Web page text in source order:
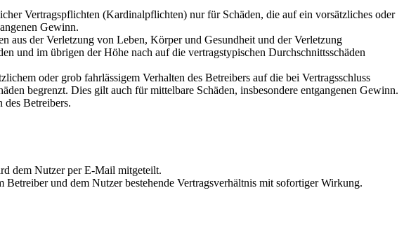
Vertragspflichten (Kardinalpflichten) nur für Schäden, die auf ein vorsätzliches oder
Gewinn.
aus der Verletzung von Leben, Körper und Gesundheit und der Verletzung
und im übrigen der Höhe nach auf die vertragstypischen Durchschnittsschäden
oder grob fahrlässigem Verhalten des Betreibers auf die bei Vertragsschluss
begrenzt. Dies gilt auch für mittelbare Schäden, insbesondere entgangenen Gewinn.
Betreibers.
dem Nutzer per E-Mail mitgeteilt.
und dem Nutzer bestehende Vertragsverhältnis mit sofortiger Wirkung.